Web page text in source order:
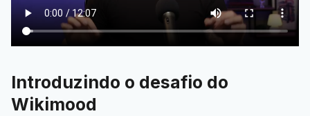
Introduzindo o desafio do
Wikimood